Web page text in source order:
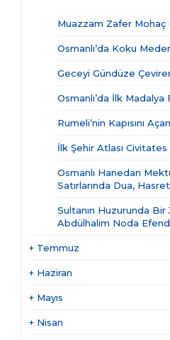
Muazzam Zafer Mohaç
Osmanlı’da Koku
Geceyi Gündüze
Osmanlı’da İlk Madalya
Rumeli’nin Kapısını
İlk Şehir Atlası
Osmanlı Hanedan
Satırlarında Dua,
Sultanın Huzurunda Bir
Abdülhalim Noda
+ Temmuz
+ Haziran
+ Mayıs
+ Nisan